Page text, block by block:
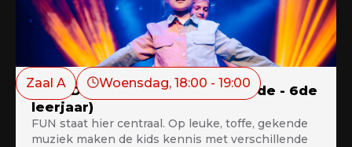
Zaal A Woensdag, 18:00 - 19:00
Let’s Dance Some Fun Kids C (4de - 6de
leerjaar)
FUN staat hier centraal. Op leuke, toffe, gekende
muziek maken de kids kennis met verschillende